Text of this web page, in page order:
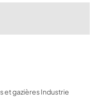
et gazières Industrie